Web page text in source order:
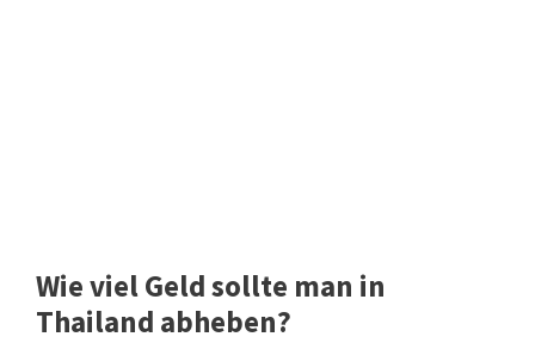
Wie viel Geld sollte man in
Thailand abheben?